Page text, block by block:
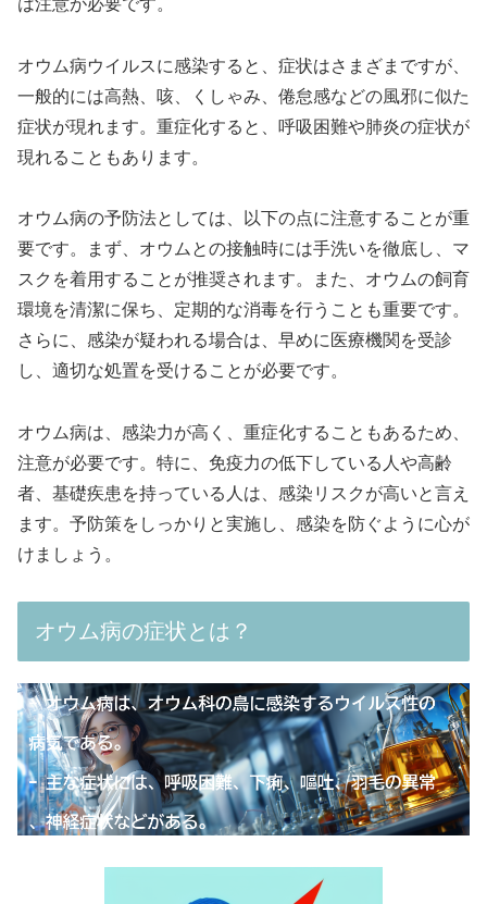
オウム病ウイルスに感染すると、症状はさまざまですが、
一般的には高熱、咳、くしゃみ、倦怠感などの風邪に似た
症状が現れます。重症化すると、呼吸困難や肺炎の症状が
現れることもあります。
オウム病の予防法としては、以下の点に注意することが重
要です。まず、オウムとの接触時には手洗いを徹底し、マ
スクを着用することが推奨されます。また、オウムの飼育
環境を清潔に保ち、定期的な消毒を行うことも重要です。
さらに、感染が疑われる場合は、早めに医療機関を受診
し、適切な処置を受けることが必要です。
オウム病は、感染力が高く、重症化することもあるため、
注意が必要です。特に、免疫力の低下している人や高齢
者、基礎疾患を持っている人は、感染リスクが高いと言え
ます。予防策をしっかりと実施し、感染を防ぐように心が
けましょう。
オウム病の症状とは？